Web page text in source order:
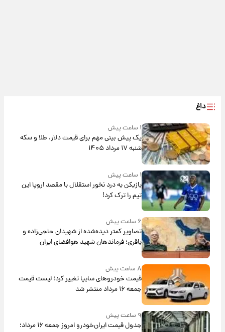
داغ
۱ ساعت پیش
یک پیش ‌بینی مهم برای قیمت دلار، طلا و سکه
شنبه ۱۷ مرداد ۱۴۰۵
۱ ساعت پیش
بازیکن به درد نخور استقلال با مقصد اروپا این
تیم را ترک کرد!
۶ ساعت پیش
تصاویر کمتر دیده‌شده از شهیدان حاجی‌زاده و
باقری؛ فرماندهان شهید هوافضای ایران
۸ ساعت پیش
قیمت خودروهای سایپا تغییر کرد؛ لیست قیمت
جمعه ۱۶ مرداد منتشر شد
۹ ساعت پیش
جدول قیمت ایران‌خودرو امروز جمعه ۱۶ مرداد؛